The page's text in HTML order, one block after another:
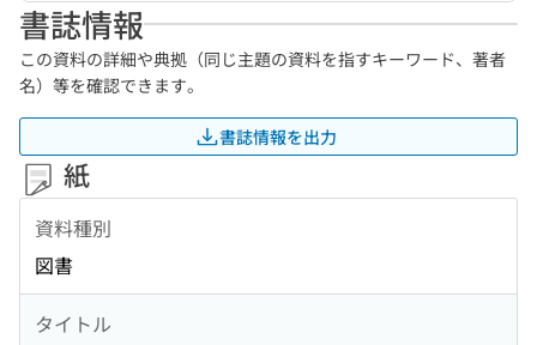
書誌情報
この資料の詳細や典拠（同じ主題の資料を指すキーワード、著者
名）等を確認できます。
書誌情報を出力
紙
資料種別
図書
タイトル